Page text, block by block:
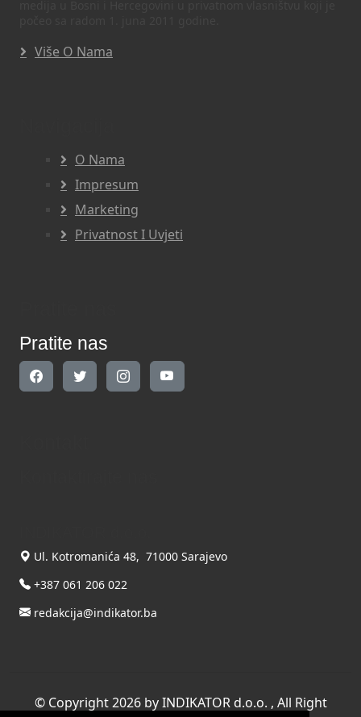
Više O Nama
O Nama
Impresum
Marketing
Privatnost I Uvjeti
Pratite nas
Ul. Kotromanića 48, 71000 Sarajevo
+387 061 206 022
redakcija@indikator.ba
© Copyright 2026 by INDIKATOR d.o.o. , All Right